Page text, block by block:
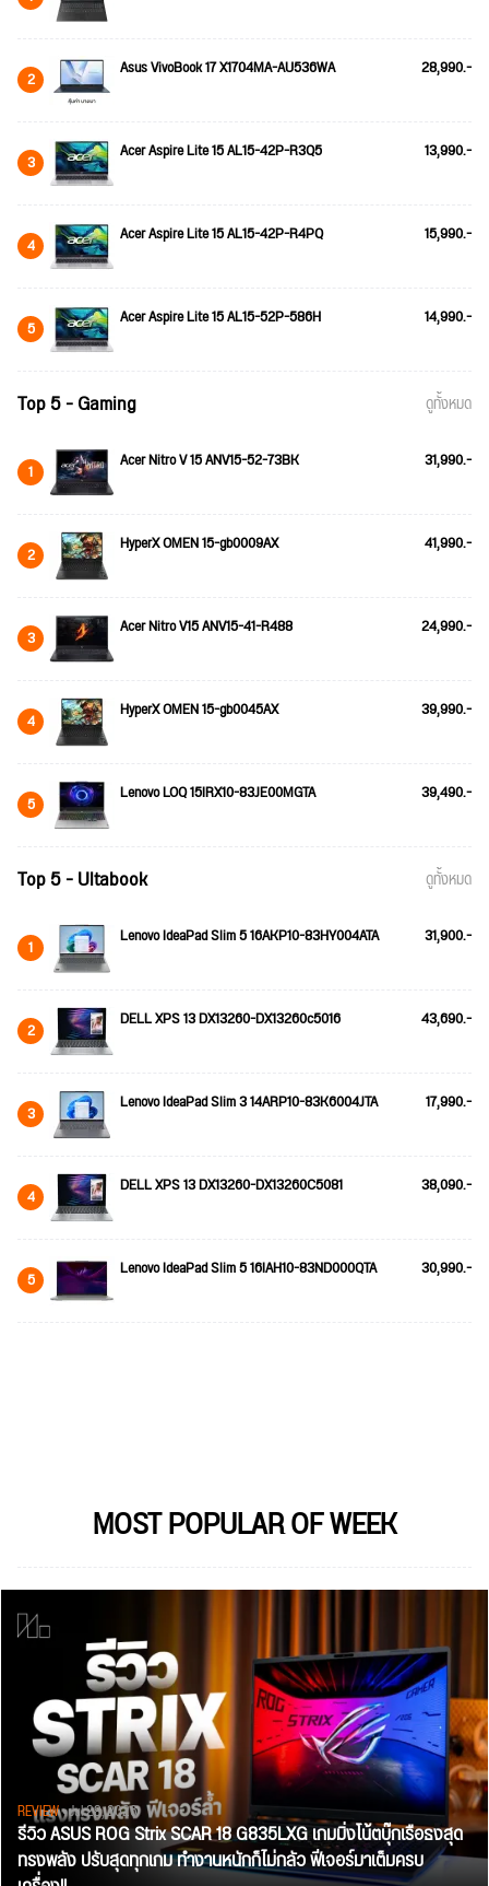
2 Asus VivoBook 17 X1704MA-AU536WA 28,990.-
3 Acer Aspire Lite 15 AL15-42P-R3Q5 13,990.-
4 Acer Aspire Lite 15 AL15-42P-R4PQ 15,990.-
5 Acer Aspire Lite 15 AL15-52P-586H 14,990.-
Top 5 - Gaming ดูทั้งหมด
1 Acer Nitro V 15 ANV15-52-73BK 31,990.-
2 HyperX OMEN 15-gb0009AX 41,990.-
3 Acer Nitro V15 ANV15-41-R488 24,990.-
4 HyperX OMEN 15-gb0045AX 39,990.-
5 Lenovo LOQ 15IRX10-83JE00MGTA 39,490.-
Top 5 - Ultabook ดูทั้งหมด
1 Lenovo IdeaPad Slim 5 16AKP10-83HY004ATA 31,900.-
2 DELL XPS 13 DX13260-DX13260c5016 43,690.-
3 Lenovo IdeaPad Slim 3 14ARP10-83K6004JTA 17,990.-
4 DELL XPS 13 DX13260-DX13260C5081 38,090.-
5 Lenovo IdeaPad Slim 5 16IAH10-83ND000QTA 30,990.-
MOST POPULAR OF WEEK
REVIEW• Jul 28, 2026
รีวิว ASUS ROG Strix SCAR 18 G835LXG เกมมิ่งโน้ตบุ๊กเรือธงสุด
ทรงพลัง ปรับสุดทุกเกม ทำงานหนักก็ไม่กลัว ฟีเจอร์มาเต็มครบ